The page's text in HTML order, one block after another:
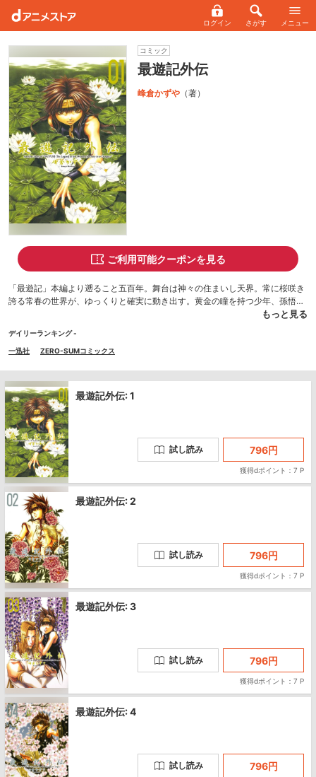
ログイン さがす メニュー
コミック
最遊記外伝
峰倉かずや （著）
ご利用可能クーポンを見る
「最遊記」本編より遡ること五百年。舞台は神々の住まいし天界。常に桜咲き
誇る常春の世界が、ゆっくりと確実に動き出す。黄金の瞳を持つ少年、孫悟空
もっと見る
デイリーランキング -
一迅社 ZERO-SUMコミックス
最遊記外伝: 1
試し読み 796円
獲得dポイント：7 P
最遊記外伝: 2
試し読み 796円
獲得dポイント：7 P
最遊記外伝: 3
試し読み 796円
獲得dポイント：7 P
最遊記外伝: 4
試し読み 796円